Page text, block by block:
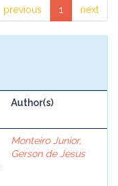
previous 1 next
Author(s)
Monteiro Junior,
Gerson de Jesus